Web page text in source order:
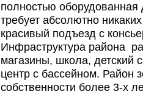
полностью оборудованная
требует абсолютно
красивый подъезд с
Инфраструктура района
магазины, школа, детский
центр с бассейном. Район
собственности более 3-х